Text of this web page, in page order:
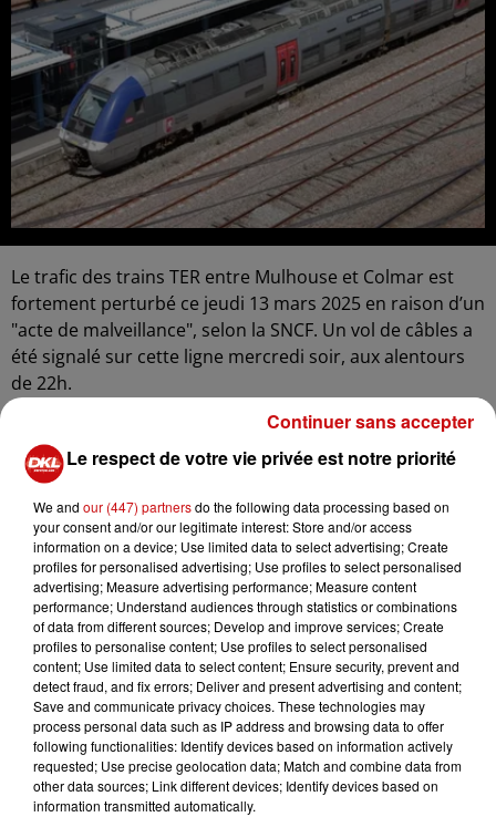
Le trafic des trains TER entre Mulhouse et Colmar est
fortement perturbé ce jeudi 13 mars 2025 en raison d’un
"acte de malveillance", selon la SNCF. Un vol de câbles a
été signalé sur cette ligne mercredi soir, aux alentours
de 22h.
À 6h du matin, la SNCF faisait état de retards compris
entre 30 minutes et une heure, avec certaines
suppressions de trains. Aux environs de 7h30, la
situation semblait s’améliorer légèrement, avec des
retards avoisinant désormais les 25 minutes. Cet axe
ferroviaire, emprunté par de nombreux voyageurs,
accueille notamment les TER 200 reliant Strasbourg à
Bâle.
Les vols de câbles deviennent de plus en plus fréquents
dans la région. Il s’agit du troisième incident de ce type
en une semaine en Alsace. Déjà le jeudi 6 mars, un vol
similaire avait perturbé la circulation des TER entre
Mulhouse et Colmar. Le lendemain, un nouvel acte de
vandalisme avait été constaté, bien que sans impact
majeur sur le trafic.
Le respect de votre vie privée est notre priorité
We and our (447) partnersdo the following data processing based on
your consent and/or our legitimate interest: Store and/or access
information on a device; Use limited data to select advertising; Create
profiles for personalised advertising; Use profiles to select personalised
advertising; Measure advertising performance; Measure content
performance; Understand audiences through statistics or combinations
of data from different sources; Develop and improve services; Create
profiles to personalise content; Use profiles to select personalised
content; Use limited data to select content; Ensure security, prevent and
detect fraud, and fix errors; Deliver and present advertising and content;
Save and communicate privacy choices. These technologies may
process personal data such as IP address and browsing data to offer
following functionalities: Identify devices based on information actively
requested; Use precise geolocation data; Match and combine data from
other data sources; Link different devices; Identify devices based on
information transmitted automatically.
Continuer sans accepter